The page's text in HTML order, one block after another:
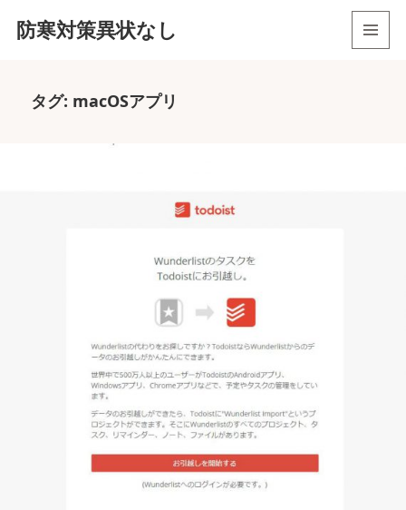
防寒対策異状なし
タグ: macOSアプリ